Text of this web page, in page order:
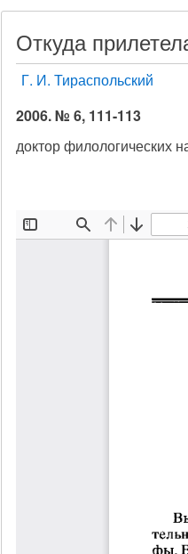
here:
Откуда
Г. И. Тираспольский
2006. № 6, 111-113
доктор филологических